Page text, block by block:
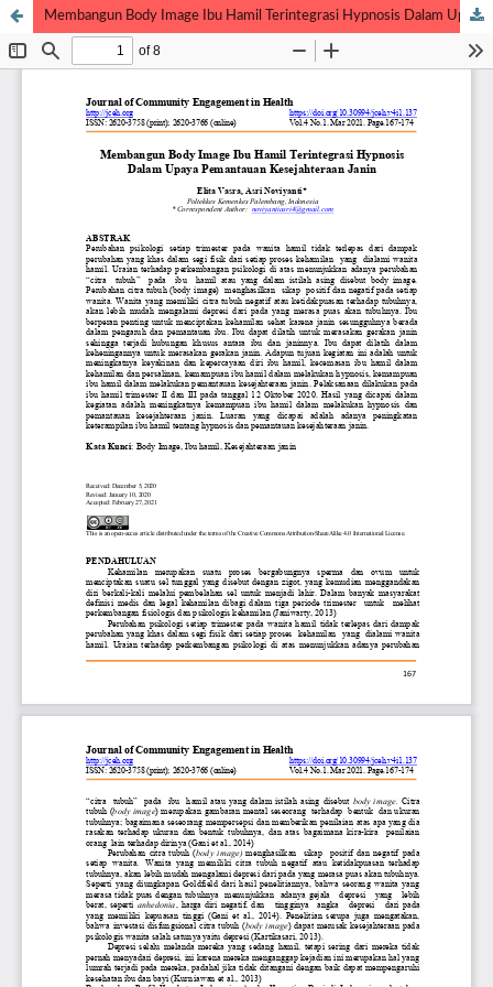
Membangun Body Image Ibu Hamil Terintegrasi Hypnosis Dalam Upaya Pemantauan Kesejahteraan Janin